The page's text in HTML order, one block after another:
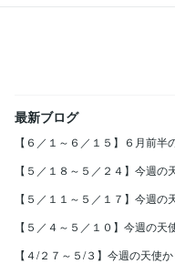
最新ブログ
【６／１～６／１５】６月前
【５／１８～５／２４】今週の
【５／１１～５／１７】今週の
【５／４～５／１０】今週の天
【４/２７～５/３】今週の天使